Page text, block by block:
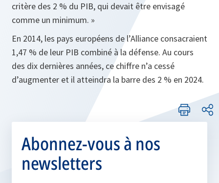
critère des 2 % du PIB, qui devait être envisagé
comme un minimum. »
En 2014, les pays européens de l’Alliance consacraient
1,47 % de leur PIB combiné à la défense. Au cours
des dix dernières années, ce chiffre n’a cessé
d’augmenter et il atteindra la barre des 2 % en 2024.
Abonnez-vous à nos
newsletters